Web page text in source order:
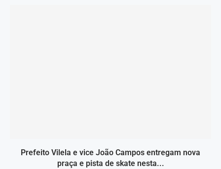
Prefeito Vilela e vice João Campos entregam nova
praça e pista de skate nesta...